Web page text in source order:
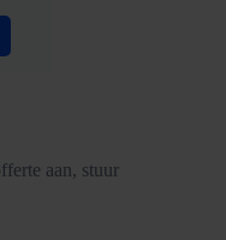
aan, stuur